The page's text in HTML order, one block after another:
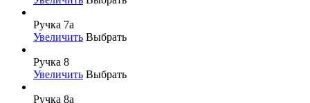
Ручка 7а
Увеличить Выбрать
Ручка 8
Увеличить Выбрать
Ручка 8а